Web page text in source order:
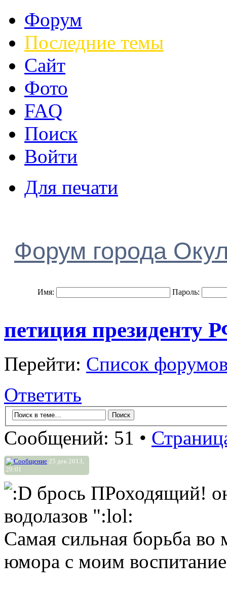
Форум
Последние темы
Сайт
Фото
FAQ
Поиск
Войти
Для печати
Форум города
Имя: Пароль:
петиция президенту
Перейти: Список
Ответить
Сообщений: 51 •
25 дек 2013,
20:01
брось ПРоходящий!
водолазов ":lol:
Самая сильная борьба во
юмора с моим